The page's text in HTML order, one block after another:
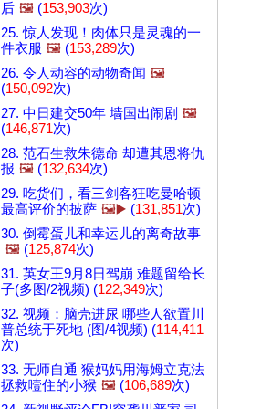
后 🖼️ (153,903次)
25. 惊人发现！肉体只是灵魂的一
件衣服 🖼️ (153,289次)
26. 令人动容的动物奇闻 🖼️
(150,092次)
27. 中日建交50年 墙国出闹剧 🖼️
(146,871次)
28. 范石生救朱德命 却遭其恩将仇
报 🖼️ (132,634次)
29. 吃货们，看三剑客狂吃曼哈顿
最高评价的披萨 🖼️▶️ (131,851次)
30. 倒霉蛋儿和幸运儿的离奇故事
🖼️ (125,874次)
31. 英女王9月8日驾崩 难题留给长
子(多图/2视频) (122,349次)
32. 视频：脑壳进尿 哪些人欲置川
普总统于死地 (图/4视频) (114,411
次)
33. 无师自通 猴妈妈用海姆立克法
拯救噎住的小猴 🖼️ (106,689次)